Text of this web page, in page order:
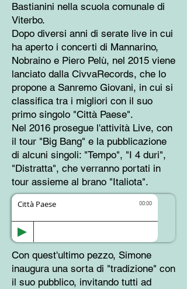
Bastianini nella scuola comunale di
Viterbo.
Dopo diversi anni di serate live in cui
ha aperto i concerti di Mannarino,
Nobraino e Piero Pelù, nel 2015 viene
lanciato dalla CivvaRecords, che lo
propone a Sanremo Giovani, in cui si
classifica tra i migliori con il suo
primo singolo "Città Paese".
Nel 2016 prosegue l'attività Live, con
il tour "Big Bang" e la pubblicazione
di alcuni singoli: "Tempo", "I 4 duri",
"Distratta", che verranno portati in
tour assieme al brano "Italiota".
Città Paese 00:00
Con quest'ultimo pezzo, Simone
inaugura una sorta di "tradizione" con
il suo pubblico, invitando tutti ad